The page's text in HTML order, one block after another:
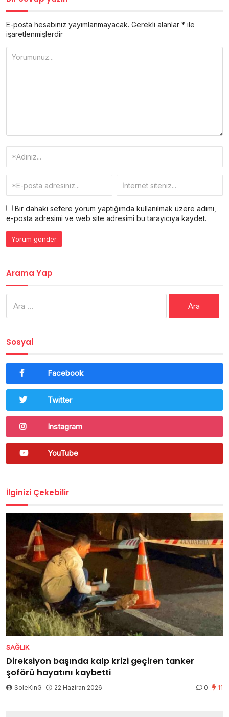
E-posta hesabınız yayımlanmayacak. Gerekli alanlar * ile
işaretlenmişlerdir
Bir dahaki sefere yorum yaptığımda kullanılmak üzere adımı,
e-posta adresimi ve web site adresimi bu tarayıcıya kaydet.
Arama Yap
Sosyal
Facebook
Twitter
Instagram
YouTube
İlginizi Çekebilir
SAĞLIK
Direksiyon başında kalp krizi geçiren tanker
şoförü hayatını kaybetti
SoleKinG 22 Haziran 2026 0 11